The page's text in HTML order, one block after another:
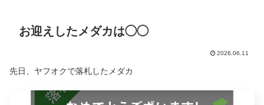
お迎えしたメダカは◯◯
2026.06.11
先日、ヤフオクで落札したメダカ